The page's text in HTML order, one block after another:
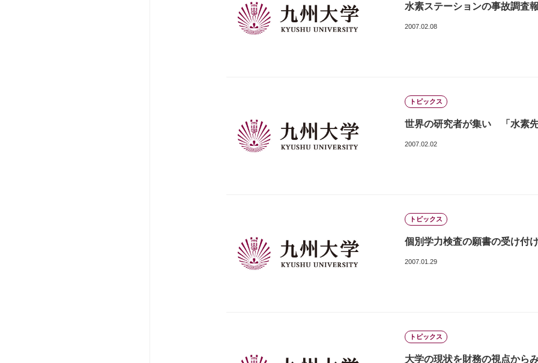
水素ステーションの事故調査
2007.02.08
トピックス
世界の研究者が集い 「水素
2007.02.02
トピックス
個別学力検査の願書の受け付
2007.01.29
トピックス
大学の現状を財務の視点から